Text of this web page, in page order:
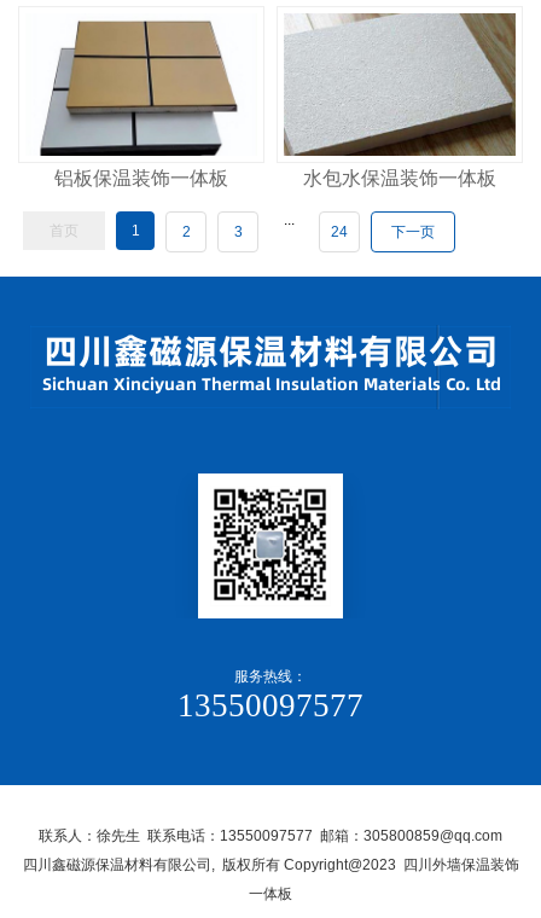
铝板保温装饰一体板 水包水保温装饰一体板
首页 1 2 3
...
24 下一页
服务热线：
13550097577
联系人：徐先生 联系电话：13550097577 邮箱：305800859@qq.com
四川鑫磁源保温材料有限公司, 版权所有 Copyright@2023 四川外墙保温装饰
一体板